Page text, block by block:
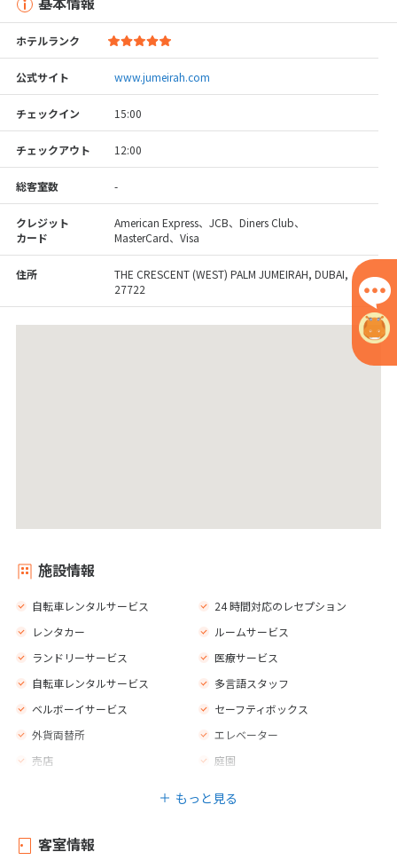
ホテルランク
公式サイト www.jumeirah.com
チェックイン 15:00
チェックアウト 12:00
総客室数 -
クレジット
カード
American Express、JCB、Diners Club、
MasterCard、Visa
住所
THE CRESCENT (WEST) PALM JUMEIRAH, DUBAI,
27722
施設情報
自転車レンタルサービス
24 時間対応のレセプション
レンタカー
ルームサービス
ランドリーサービス
医療サービス
自転車レンタルサービス
多言語スタッフ
ベルボーイサービス
セーフティボックス
外貨両替所
エレベーター
売店
庭園
プライベートビーチエリア
もっと見る
客室情報